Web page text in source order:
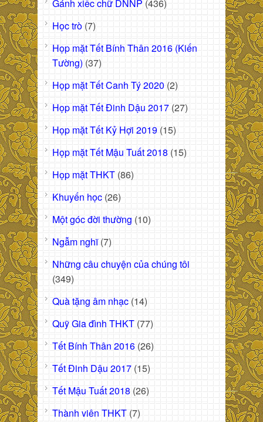
Gánh xiếc chữ DNNP (436)
Học trò (7)
Họp mặt Tết Bính Thân 2016 (Kiến
Tường) (37)
Họp mặt Tết Canh Tý 2020 (2)
Họp mặt Tết Đinh Dậu 2017 (27)
Họp mặt Tết Kỷ Hợi 2019 (15)
Họp mặt Tết Mậu Tuất 2018 (15)
Họp mặt THKT (86)
Khuyến học (26)
Một góc đời thường (10)
Ngẫm nghĩ(7)
Những câu chuyện của chúng tôi
(349)
Quà tặng âm nhạc (14)
Quỹ Gia đình THKT (77)
Tết Bính Thân 2016 (26)
Tết Đinh Dậu 2017 (15)
Tết Mậu Tuất 2018 (26)
Thành viên THKT (7)